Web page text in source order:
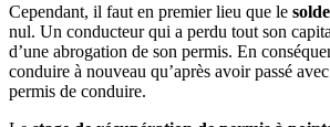
Cependant, il faut en premier lieu que le
nul. Un conducteur qui a perdu tout son
d’une abrogation de son permis. En
conduire à nouveau qu’après avoir passé
permis de conduire.